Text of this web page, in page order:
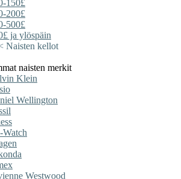
150£
200£
500£
ja ylöspäin
Naisten kellot
naisten merkit
Klein
Wellington
Watch
Westwood